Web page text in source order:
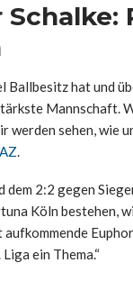
Ballbesitz hat und
Mannschaft.
werden sehen, wie
.
2:2 gegen
Köln bestehen,
ein Thema.“